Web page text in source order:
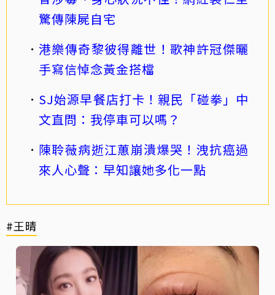
驚傳陳屍自宅
港樂傳奇黎彼得離世！歌神許冠傑曬
手寫信悼念黃金搭檔
SJ始源早餐店打卡！親民「碰拳」中
文直問：我停車可以嗎？
陳聆薇病逝江蕙崩潰爆哭！洩抗癌過
來人心聲：早知讓她多化一點
#王晴